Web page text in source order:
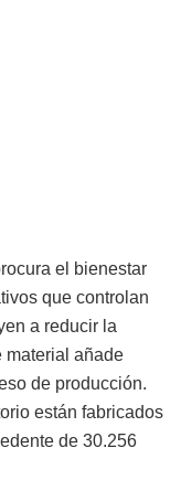
el bienestar
que controlan
a reducir la
material añade
de producción.
están fabricados
de 30.256